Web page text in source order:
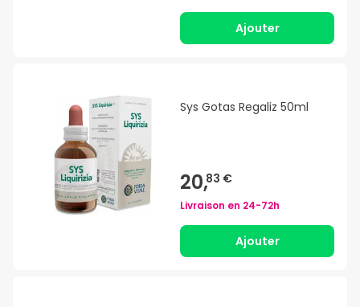
Ajouter
Sys Gotas Regaliz 50ml
20,83 €
Livraison en 24-72h
Ajouter